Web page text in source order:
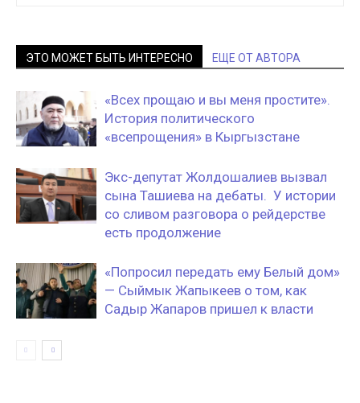
ЭТО МОЖЕТ БЫТЬ ИНТЕРЕСНО ЕЩЕ ОТ АВТОРА
«Всех прощаю и вы меня простите».
История политического
«всепрощения» в Кыргызстане
Экс-депутат Жолдошалиев вызвал
сына Ташиева на дебаты. У истории
со сливом разговора о рейдерстве
есть продолжение
«Попросил передать ему Белый дом»
— Сыймык Жапыкеев о том, как
Садыр Жапаров пришел к власти